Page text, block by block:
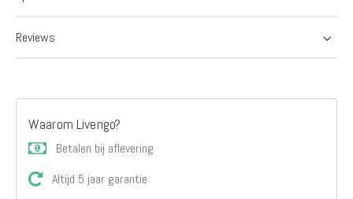
gallerij
Reviews
Waarom Livengo?
Betalen bij aflevering
Altijd 5 jaar garantie